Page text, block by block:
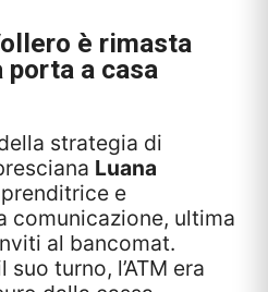
è rimasta
porta a casa
strategia di
Luana
e
comunicazione, ultima
al bancomat.
turno, l’ATM era